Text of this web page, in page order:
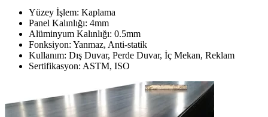
Yüzey İşlem: Kaplama
Panel Kalınlığı: 4mm
Alüminyum Kalınlığı: 0.5mm
Fonksiyon: Yanmaz, Anti-statik
Kullanım: Dış Duvar, Perde Duvar, İç Mekan, Reklam
Sertifikasyon: ASTM, ISO